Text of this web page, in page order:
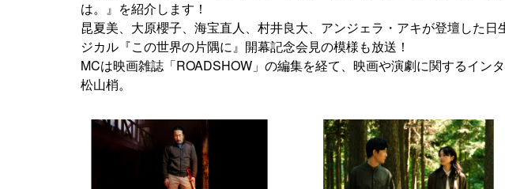
は。』を紹介します！
昆夏美、大原櫻子、海宝直人、村井良大、アンジェラ・アキが登壇した
ジカル『この世界の片隅に』開幕記念会見の模様も放送！
MCは映画雑誌「ROADSHOW」の編集を経て、映画や演劇に関するイン
松山梢。